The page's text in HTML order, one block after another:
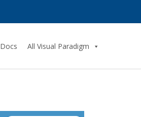
Docs All Visual Paradigm